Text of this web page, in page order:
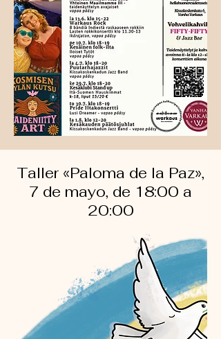
Taller «Paloma de la Paz»,
7 de mayo, de 18:00 a
20:00